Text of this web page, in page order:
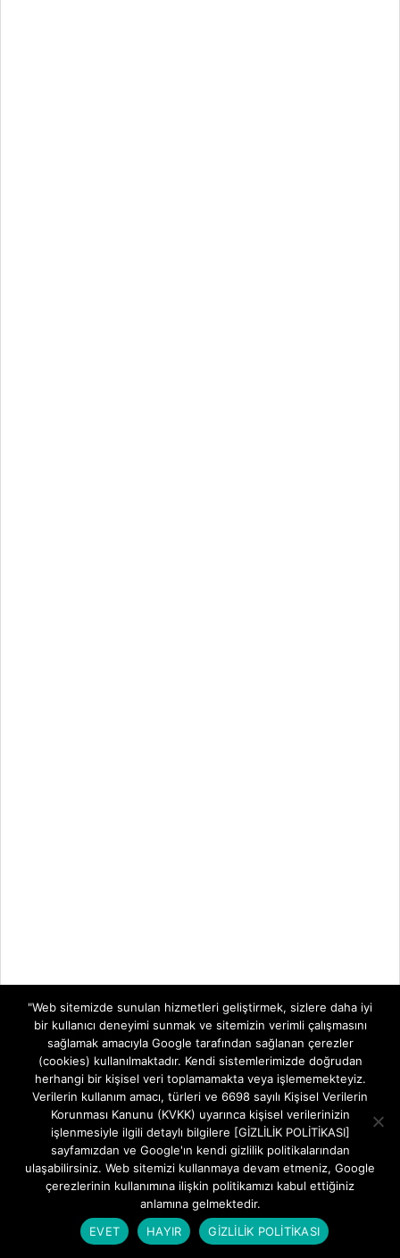
TELEVİZYON SİSTEMLERİ
TELEVİZYON
SİSTEMLERİ
ZTE ZXHN H1601-P Ebeveyn Denetimi ve
Zaman Kısıtlama Rehberi
İnternet Kontrolü Sizin Elinizde: ZTE ZXHN
H1601-P Ebeveyn Denetimi ve
Goldmaster HD-6400 CI PVR Uydu Alıcısı
Goldmaster HD-6400 CI PVR Uydu Alıcısı Ev
Sinema Deneyiminizi Yükseltecek
"Web sitemizde sunulan hizmetleri geliştirmek, sizlere daha iyi
bir kullanıcı deneyimi sunmak ve sitemizin verimli çalışmasını
sağlamak amacıyla Google tarafından sağlanan çerezler
(cookies) kullanılmaktadır. Kendi sistemlerimizde doğrudan
herhangi bir kişisel veri toplamamakta veya işlememekteyiz.
Verilerin kullanım amacı, türleri ve 6698 sayılı Kişisel Verilerin
Korunması Kanunu (KVKK) uyarınca kişisel verilerinizin
işlenmesiyle ilgili detaylı bilgilere [GİZLİLİK POLİTİKASI]
sayfamızdan ve Google'ın kendi gizlilik politikalarından
ulaşabilirsiniz. Web sitemizi kullanmaya devam etmeniz, Google
çerezlerinin kullanımına ilişkin politikamızı kabul ettiğiniz
anlamına gelmektedir.
EVET
HAYIR GİZLİLİK POLİTİKASI